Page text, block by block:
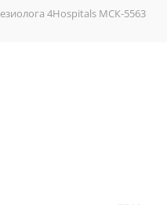
4Hospitals МСК-5563